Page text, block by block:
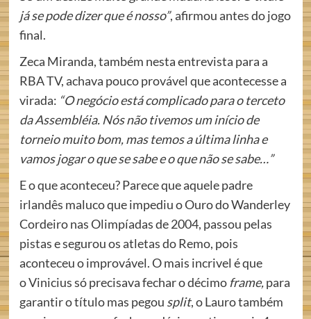
já se pode dizer que é nosso”, afirmou antes do jogo
final.
Zeca Miranda, também nesta entrevista para a
RBA TV, achava pouco provável que acontecesse a
virada: “O negócio está complicado para o terceto
da Assembléia. Nós não tivemos um início de
torneio muito bom, mas temos a última linha e
vamos jogar o que se sabe e o que não se sabe…”
E o que aconteceu? Parece que aquele padre
irlandês maluco que impediu o Ouro do Wanderley
Cordeiro nas Olimpíadas de 2004, passou pelas
pistas e segurou os atletas do Remo, pois
aconteceu o improvável. O mais incrivel é que
o Vinicius só precisava fechar o décimo frame,para
garantir o título mas pegou split, o Lauro também